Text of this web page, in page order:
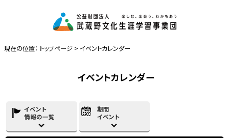
現在の位置： トップページ > イベントカレンダー
イベントカレンダー
イベント
情報の一覧
期間
イベント